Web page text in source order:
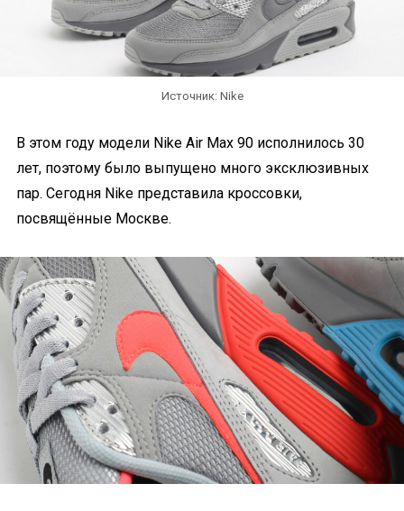
Источник: Nike
В этом году модели Nike Air Max 90 исполнилось 30
лет, поэтому было выпущено много эксклюзивных
пар. Сегодня Nike представила кроссовки,
посвящённые Москве.